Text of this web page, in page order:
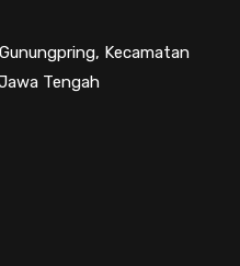
Kecamatan
Tengah